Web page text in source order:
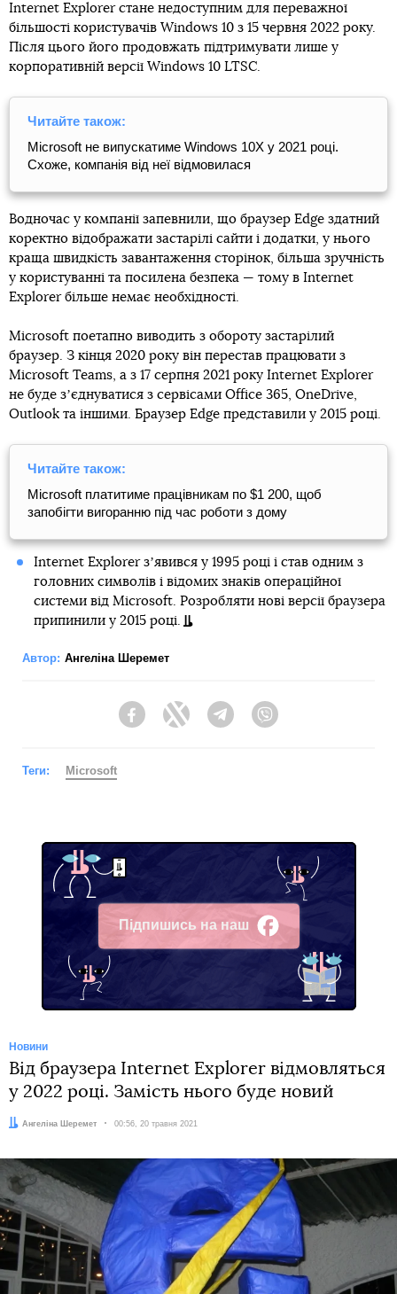
Internet Explorer стане недоступним для переважної
більшості користувачів Windows 10 з 15 червня 2022 року.
Після цього його продовжать підтримувати лише у
корпоративній версії Windows 10 LTSC.
Читайте також:
Microsoft не випускатиме Windows 10X у 2021 році.
Схоже, компанія від неї відмовилася
Водночас у компанії запевнили, що браузер Edge здатний
коректно відображати застарілі сайти і додатки, у нього
краща швидкість завантаження сторінок, більша зручність
у користуванні та посилена безпека — тому в Internet
Explorer більше немає необхідності.
Microsoft поетапно виводить з обороту застарілий
браузер. З кінця 2020 року він перестав працювати з
Microsoft Teams, а з 17 серпня 2021 року Internet Explorer
не буде зʼєднуватися з сервісами Office 365, OneDrive,
Outlook та іншими. Браузер Edge представили у 2015 році.
Читайте також:
Microsoft платитиме працівникам по $1 200, щоб
запобігти вигоранню під час роботи з дому
Internet Explorer зʼявився у 1995 році і став одним з
головних символів і відомих знаків операційної
системи від Microsoft. Розробляти нові версії браузера
припинили у 2015 році.
Автор: Ангеліна Шеремет
FacebookTwitter Telegram
Теги: Microsoft
Підпишись на наш
Facebook
Новини
Від браузера Internet Explorer відмовляться
у 2022 році. Замість нього буде новий
Автор:
Ангеліна Шеремет Дата:
00:56, 20 травня 2021